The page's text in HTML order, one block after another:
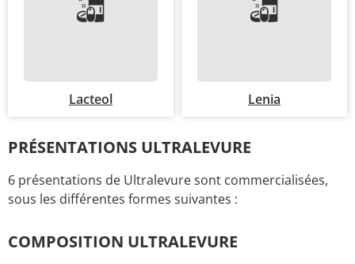
Lacteol Lenia
PRÉSENTATIONS ULTRALEVURE
6 présentations de Ultralevure sont commercialisées,
sous les différentes formes suivantes :
COMPOSITION ULTRALEVURE